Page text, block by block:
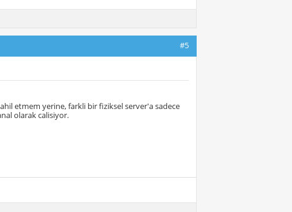
#5
etmem yerine, farkli bir fiziksel server'a sadece
olarak calisiyor.